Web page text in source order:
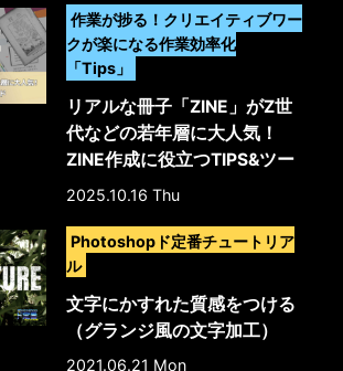
作業が捗る！クリエイティブワー
クが楽になる作業効率化
「Tips」
リアルな冊子「ZINE」がZ世
代などの若年層に大人気！
ZINE作成に役立つTIPS&ツー
ル徹底ガイド
2025.10.16 Thu
Photoshopド定番チュートリア
ル
文字にかすれた質感をつける
（グランジ風の文字加工）
2021.06.21 Mon